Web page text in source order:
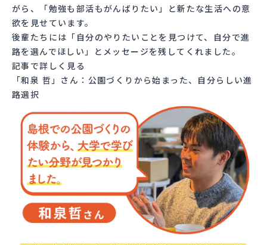
がら、「勉強も部活もがんばりたい」と新たな生活への意
欲を見せています。
後輩たちには「自分のやりたいことを見つけて、自分で進
路を選んでほしい」とメッセージを残してくれました。
記事で詳しく見る
「和泉 哲」さん：公園づくりから始まった、自分らしい進
路選択